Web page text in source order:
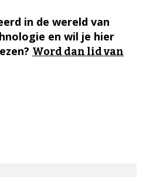
in de wereld van
en wil je hier
Word dan lid van